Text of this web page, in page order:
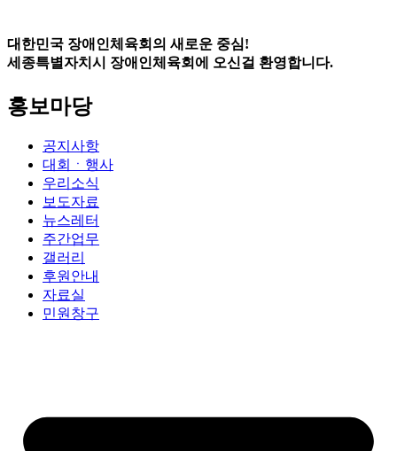
대한민국 장애인체육회의 새로운 중심!
세종특별자치시 장애인체육회에 오신걸 환영합니다.
홍보마당
공지사항
대회ㆍ행사
우리소식
보도자료
뉴스레터
주간업무
갤러리
후원안내
자료실
민원창구